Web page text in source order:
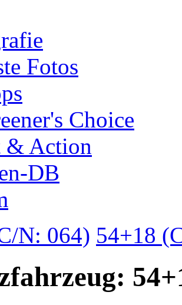
Fotos
Choice
& Action
DB
N: 064) 54+18